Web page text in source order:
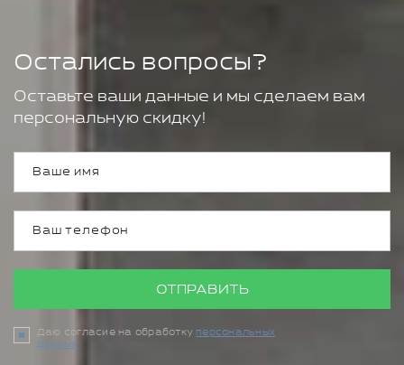
Остались вопросы?
Оставьте ваши данные и мы сделаем вам
персональную скидку!
ОТПРАВИТЬ
Даю согласие на обработку персональных
данных